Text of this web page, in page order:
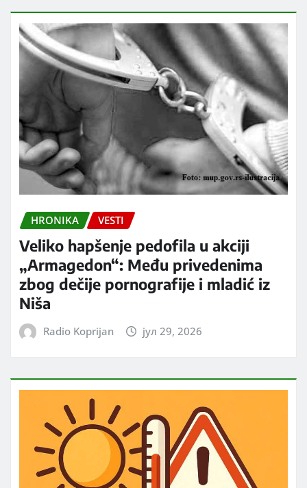
HRONIKA VESTI
Veliko hapšenje pedofila u akciji
„Armagedon“: Među privedenima
zbog dečije pornografije i mladić iz
Niša
Radio Koprijan јул 29, 2026